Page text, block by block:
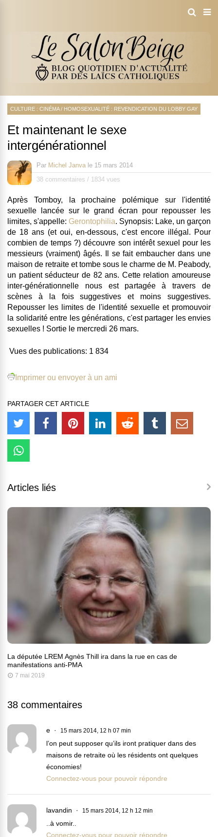
CULTURE : CINÉMA/ HOMOSEXUALITÉ : REVENDICATION DU LOBBY GAY
Et maintenant le sexe
intergénérationnel
Par Michel Janva le 15 mars 2014
38 commentaires / 1834 vues
Après Tomboy, la prochaine polémique sur l'identité
sexuelle lancée sur le grand écran pour repousser les
limites, s'appelle: Gerontophilia. Synopsis: Lake, un garçon
de 18 ans (et oui, en-dessous, c'est encore illégal. Pour
combien de temps ?) découvre son intérêt sexuel pour les
messieurs (vraiment) âgés. Il se fait embaucher dans une
maison de retraite et tombe sous le charme de M. Peabody,
un patient séducteur de 82 ans. Cette relation amoureuse
inter-générationnelle nous est partagée à travers de
scènes à la fois suggestives et moins suggestives.
Repousser les limites de l'identité sexuelle et promouvoir
la solidarité entre les générations, c'est partager les envies
sexuelles ! Sortie le mercredi 26 mars.
Vues des publications: 1 834
Imprimer ou envoyer à un ami
PARTAGER CET ARTICLE
Articles liés
La députée LREM Agnès Thill ira dans la rue en cas de
manifestations anti-PMA
7 mai 2019
38 commentaires
e 15 mars 2014, 12 h 07 min
l’on peut supposer qu’ils iront pratiquer dans des
maisons de retraite où les résidents ont quelques
économies!
Connectez-vous pour pouvoir répondre
lavandin 15 mars 2014, 12 h 12 min
..à vomir..
Connectez-vous pour pouvoir répondre